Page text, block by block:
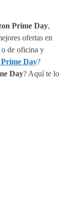
Prime Day,
ofertas en
o de oficina y
Day?
Day? Aquí te lo